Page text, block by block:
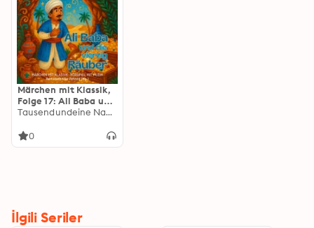
Märchen mit Klassik,
Folge 17: Ali Baba und
die vierzig Räuber
Tausendundeine Nacht
0
İlgili Seriler